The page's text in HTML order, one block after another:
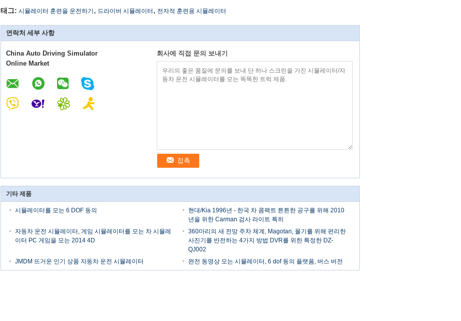
태그: 시뮬레이터 훈련을 운전하기 , 드라이버 시뮬레이터 , 전자적 훈련용 시뮬레이터
연락처 세부 사항
China Auto Driving Simulator
Online Market
회사에 직접 문의 보내기
접촉
기타 제품
시뮬레이터를 모는 6 DOF 동의
현대/Kia 1996년 - 한국 차 콤팩트 튼튼한 공구를 위해 2010
년을 위한 Carman 검사 라이트 특히
자동차 운전 시뮬레이터, 게임 시뮬레이터를 모는 차 시뮬레
이터 PC 게임을 모는 2014 4D
360마리의 새 전망 주차 체계, Magotan, 몰기를 위해 편리한
사진기를 반전하는 4가지 방법 DVR를 위한 특정한 DZ-
QJ002
JMDM 뜨거운 인기 상품 자동차 운전 시뮬레이터
완전 동영상 모는 시뮬레이터, 6 dof 동의 플랫폼, 버스 버전